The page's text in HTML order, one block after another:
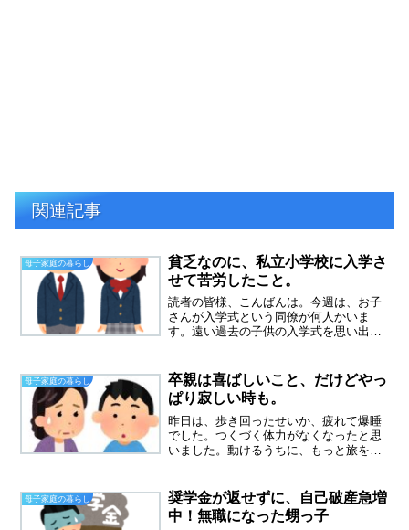
関連記事
母子家庭の暮らし
貧乏なのに、私立小学校に入学さ
せて苦労したこと。
読者の皆様、こんばんは。今週は、お子
さんが入学式という同僚が何人かいま
す。遠い過去の子供の入学式を思い出し
の原因が私立小学校に入れてしまったこ
とです。貧乏なのに、私立小...
母子家庭の暮らし
卒親は喜ばしいこと、だけどやっ
ぱり寂しい時も。
昨日は、歩き回ったせいか、疲れて爆睡
でした。つくづく体力がなくなったと思
いました。動けるうちに、もっと旅をし
りの新幹線が楽しすぎて、新幹線また乗
りたい。旅はいろいろ妄想...
母子家庭の暮らし
奨学金が返せずに、自己破産急増
中！無職になった甥っ子